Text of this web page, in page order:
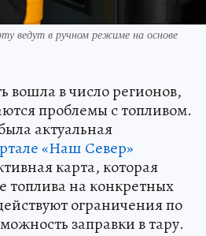
ведут в ручном режиме на основе
вошла в число регионов,
проблемы с топливом.
актуальная
«Наш Север»
карта, которая
топлива на конкретных
ограничения по
заправки в тару.